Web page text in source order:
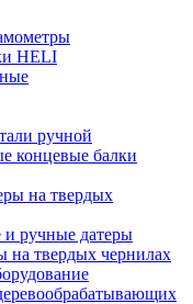
HELI
ручной
концевые балки
на твердых
и ручные датеры
на твердых чернилах